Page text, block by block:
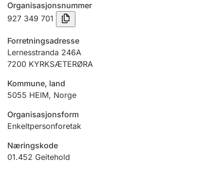
Tinglysing
Jeger
Ektepaktveileder
Offentlig sektor
Organisasjonsnummer
927 349 701
Forretningsadresse
Lernesstranda 246A
7200 KYRKSÆTERØRA
Kommune, land
5055 HEIM, Norge
Organisasjonsform
Enkeltpersonforetak
Næringskode
01.452 Geitehold